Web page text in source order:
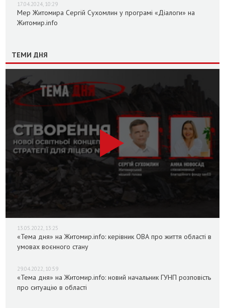
17.04.2024, 10:29
Мер Житомира Сергій Сухомлин у програмі «Діалоги» на
Житомир.info
ТЕМИ ДНЯ
13.05.2022, 13:25
«Тема дня» на Житомир.info: керівник ОВА про життя області в
умовах воєнного стану
29.04.2022, 10:59
«Тема дня» на Житомир.info: новий начальник ГУНП розповість
про ситуацію в області